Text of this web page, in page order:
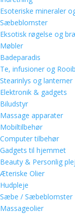
Esoteriske mineraler
Sæbeblomster
Eksotisk røgelse og
Møbler
Badeparadis
Te, infusioner og
Stearinlys og lanterner
Elektronik & gadgets
Biludstyr
Massage apparater
Mobiltilbehør
Computer tilbehør
Gadgets til hjemmet
Beauty & Personlig
Æteriske Olier
Hudpleje
Sæbe / Sæbeblomster
Massageolier